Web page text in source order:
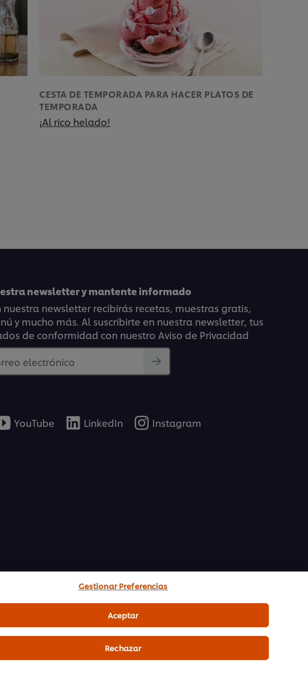
CESTA DE TEMPORADA PARA HACER PLATOS DE
TEMPORADA
¡Al rico helado!
newsletter y mantente informado
newsletter recibirás recetas, muestras gratis,
y mucho más. Al suscribirte en nuestra newsletter, tus
de conformidad con nuestro Aviso de Privacidad
electrónico
YouTube LinkedIn Instagram
Gestionar Preferencias
Rechazar
Aceptar